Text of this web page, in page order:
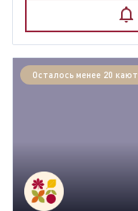
Осталось менее 20 кают